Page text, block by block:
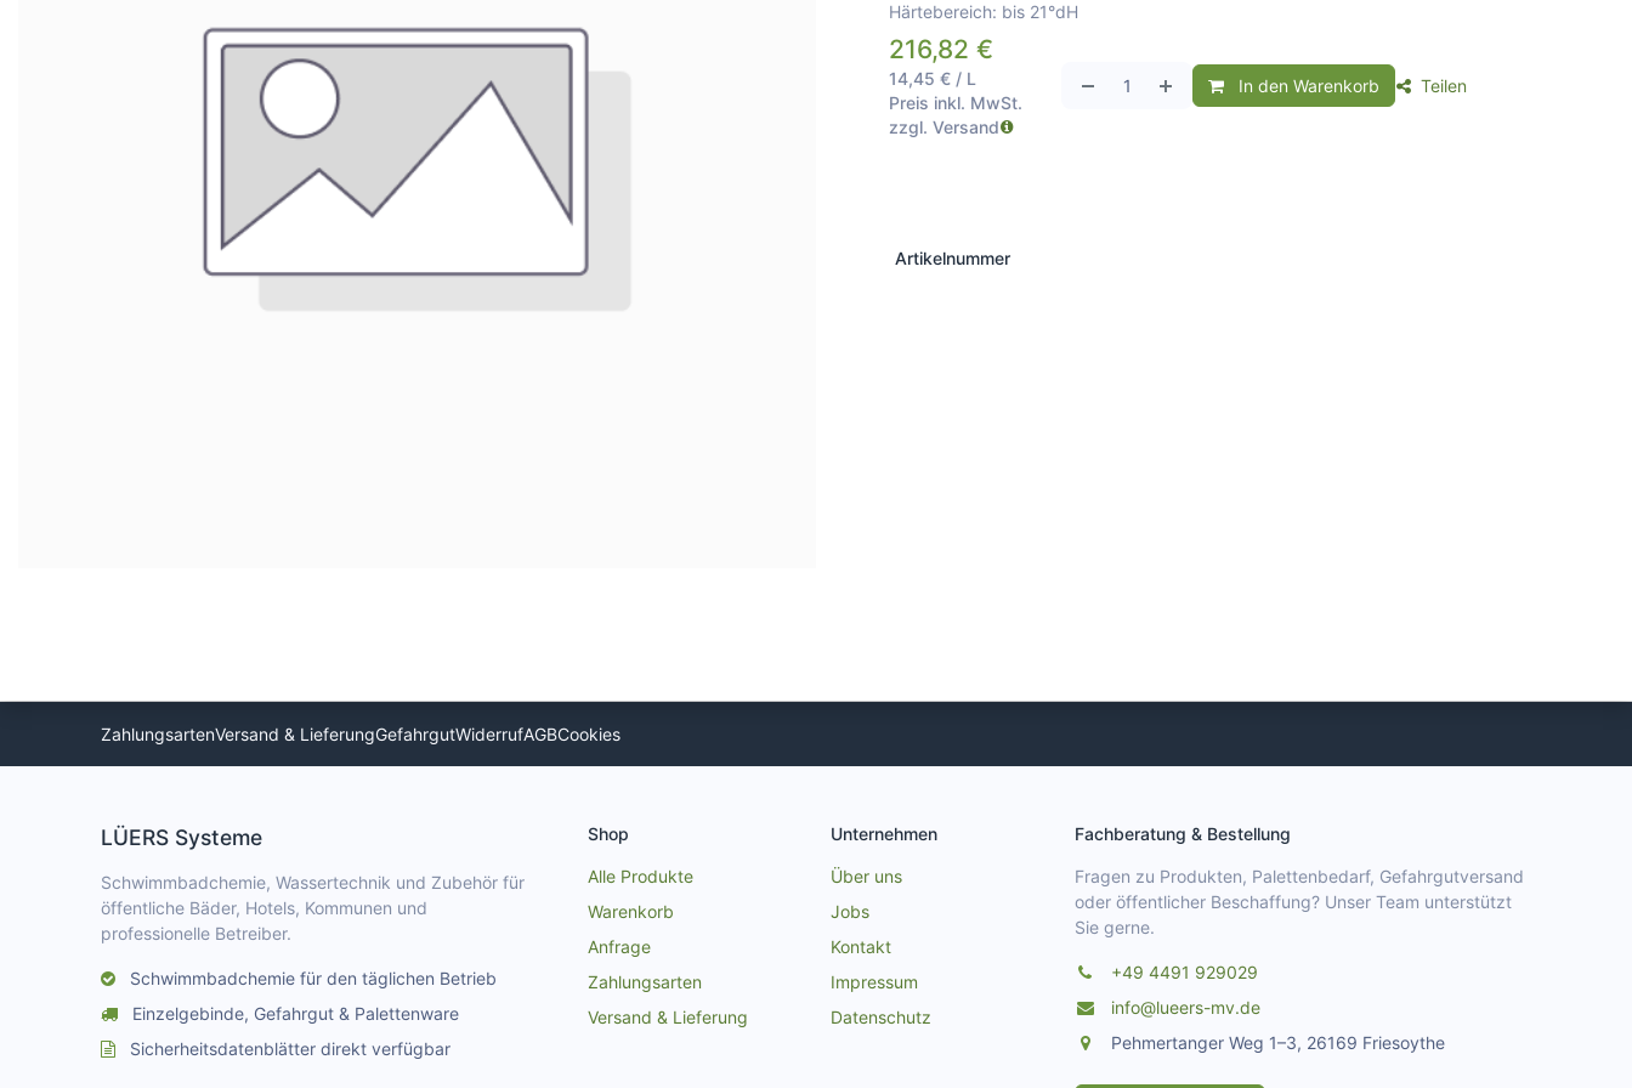
Härtebereich: bis 21°dH
216,82 €
14,45 € / L
Preis inkl. MwSt.
zzgl. Versand
In den Warenkorb Teilen
Artikelnummer
ZahlungsartenVersand & LieferungGefahrgutWiderrufAGBCookies
LÜERS Systeme
Schwimmbadchemie, Wassertechnik und Zubehör für
öffentliche Bäder, Hotels, Kommunen und
professionelle Betreiber.
Schwimmbadchemie für den täglichen Betrieb
Einzelgebinde, Gefahrgut & Palettenware
Sicherheitsdatenblätter direkt verfügbar
Shop
Alle Produkte
Warenkorb
Anfrage
Zahlungsarten
Versand & Lieferung
Unternehmen
Über uns
Jobs
Kontakt
Impressum
Datenschutz
Fachberatung & Bestellung
Fragen zu Produkten, Palettenbedarf, Gefahrgutversand
oder öffentlicher Beschaffung? Unser Team unterstützt
Sie gerne.
+49 4491 929029
info@lueers-mv.de
Pehmertanger Weg 1–3, 26169 Friesoythe